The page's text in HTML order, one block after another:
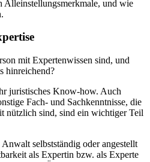
Alleinstellungsmerkmale, und wie
mit Expertenwissen sind, und
hinreichend?
juristisches Know-how. Auch
Fach- und Sachkenntnisse, die
nützlich sind, sind ein wichtiger Teil
selbstständig oder angestellt
als Expertin bzw. als Experte